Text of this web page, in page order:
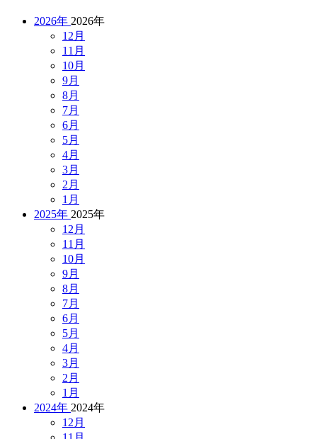
2026年 2026年
12月
11月
10月
9月
8月
7月
6月
5月
4月
3月
2月
1月
2025年 2025年
12月
11月
10月
9月
8月
7月
6月
5月
4月
3月
2月
1月
2024年 2024年
12月